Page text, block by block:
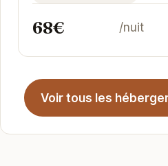
68€ /nuit
Voir tous les